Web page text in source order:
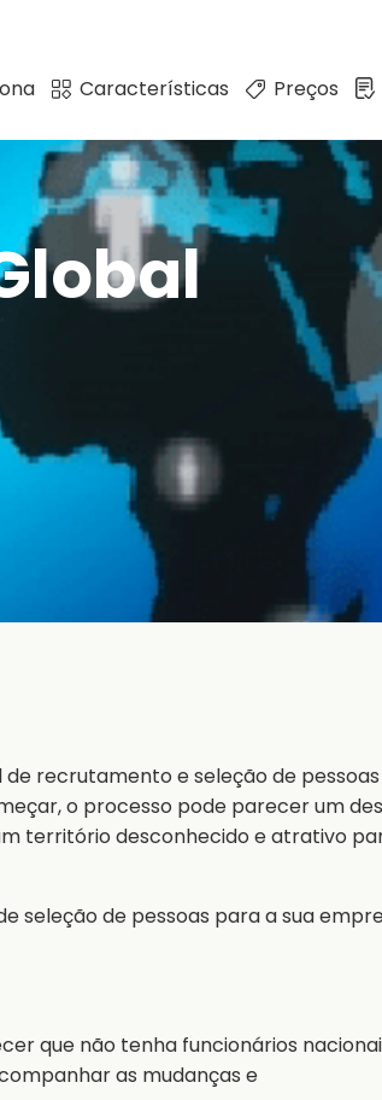
Características Preços
recrutamento e seleção de
o processo pode parecer um
território desconhecido e atrativo
seleção de pessoas para a sua
que não tenha funcionários
as mudanças e